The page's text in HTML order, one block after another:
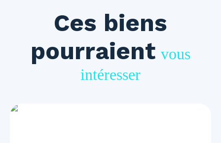
Ces biens
pourraient vous
intéresser